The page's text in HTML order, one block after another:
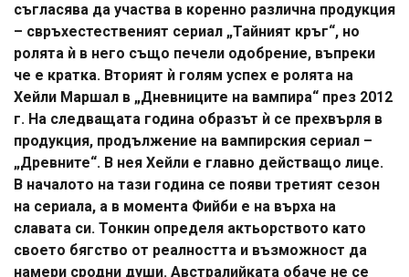
съгласява да участва в коренно различна продукция
– свръхестественият сериал „Тайният кръг“, но
ролята ѝ в него също печели одобрение, въпреки
че е кратка. Вторият ѝ голям успех е ролята на
Хейли Маршал в „Дневниците на вампира“ през 2012
г. На следващата година образът ѝ се прехвърля в
продукция, продължение на вампирския сериал –
„Древните“. В нея Хейли е главно действащо лице.
В началото на тази година се появи третият сезон
на сериала, а в момента Фийби е на върха на
славата си. Тонкин определя актьорството като
своето бягство от реалността и възможност да
намери сродни души. Австралийката обаче не се